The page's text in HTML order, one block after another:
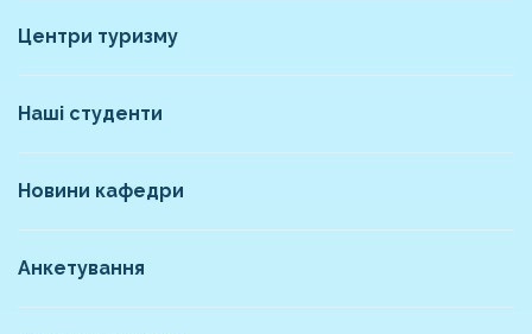
Центри туризму
Наші студенти
Новини кафедри
Анкетування